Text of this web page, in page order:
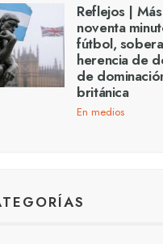
Reflejos |
noventa
fútbol,
herencia de
de
británica
En medios